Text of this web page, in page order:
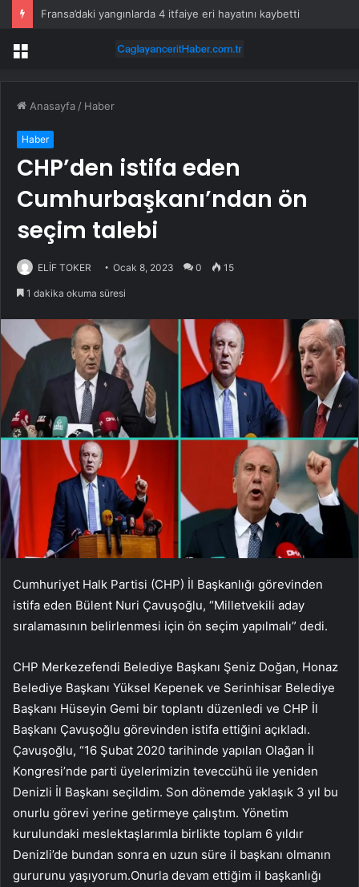
Fransa’daki yangınlarda 4 itfaiye eri hayatını kaybetti
Menü
Anasayfa / Haber
Haber
CHP’den istifa eden
Cumhurbaşkanı’ndan ön
seçim talebi
ELİF TOKER Ocak 8, 2023 0 15
1 dakika okuma süresi
Cumhuriyet Halk Partisi (CHP) İl Başkanlığı görevinden
istifa eden Bülent Nuri Çavuşoğlu, “Milletvekili aday
sıralamasının belirlenmesi için ön seçim yapılmalı” dedi.
CHP Merkezefendi Belediye Başkanı Şeniz Doğan, Honaz
Belediye Başkanı Yüksel Kepenek ve Serinhisar Belediye
Başkanı Hüseyin Gemi bir toplantı düzenledi ve CHP İl
Başkanı Çavuşoğlu görevinden istifa ettiğini açıkladı.
Çavuşoğlu, “16 Şubat 2020 tarihinde yapılan Olağan İl
Kongresi’nde parti üyelerimizin teveccühü ile yeniden
Denizli İl Başkanı seçildim. Son dönemde yaklaşık 3 yıl bu
onurlu görevi yerine getirmeye çalıştım. Yönetim
kurulundaki meslektaşlarımla birlikte toplam 6 yıldır
Denizli’de bundan sonra en uzun süre il başkanı olmanın
gururunu yaşıyorum.Onurla devam ettiğim il başkanlığı